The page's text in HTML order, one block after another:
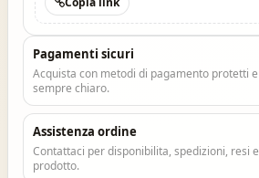
Pagamenti sicuri
Acquista con metodi di pagamento protetti
sempre chiaro.
Assistenza ordine
Contattaci per disponibilita, spedizioni, resi
prodotto.